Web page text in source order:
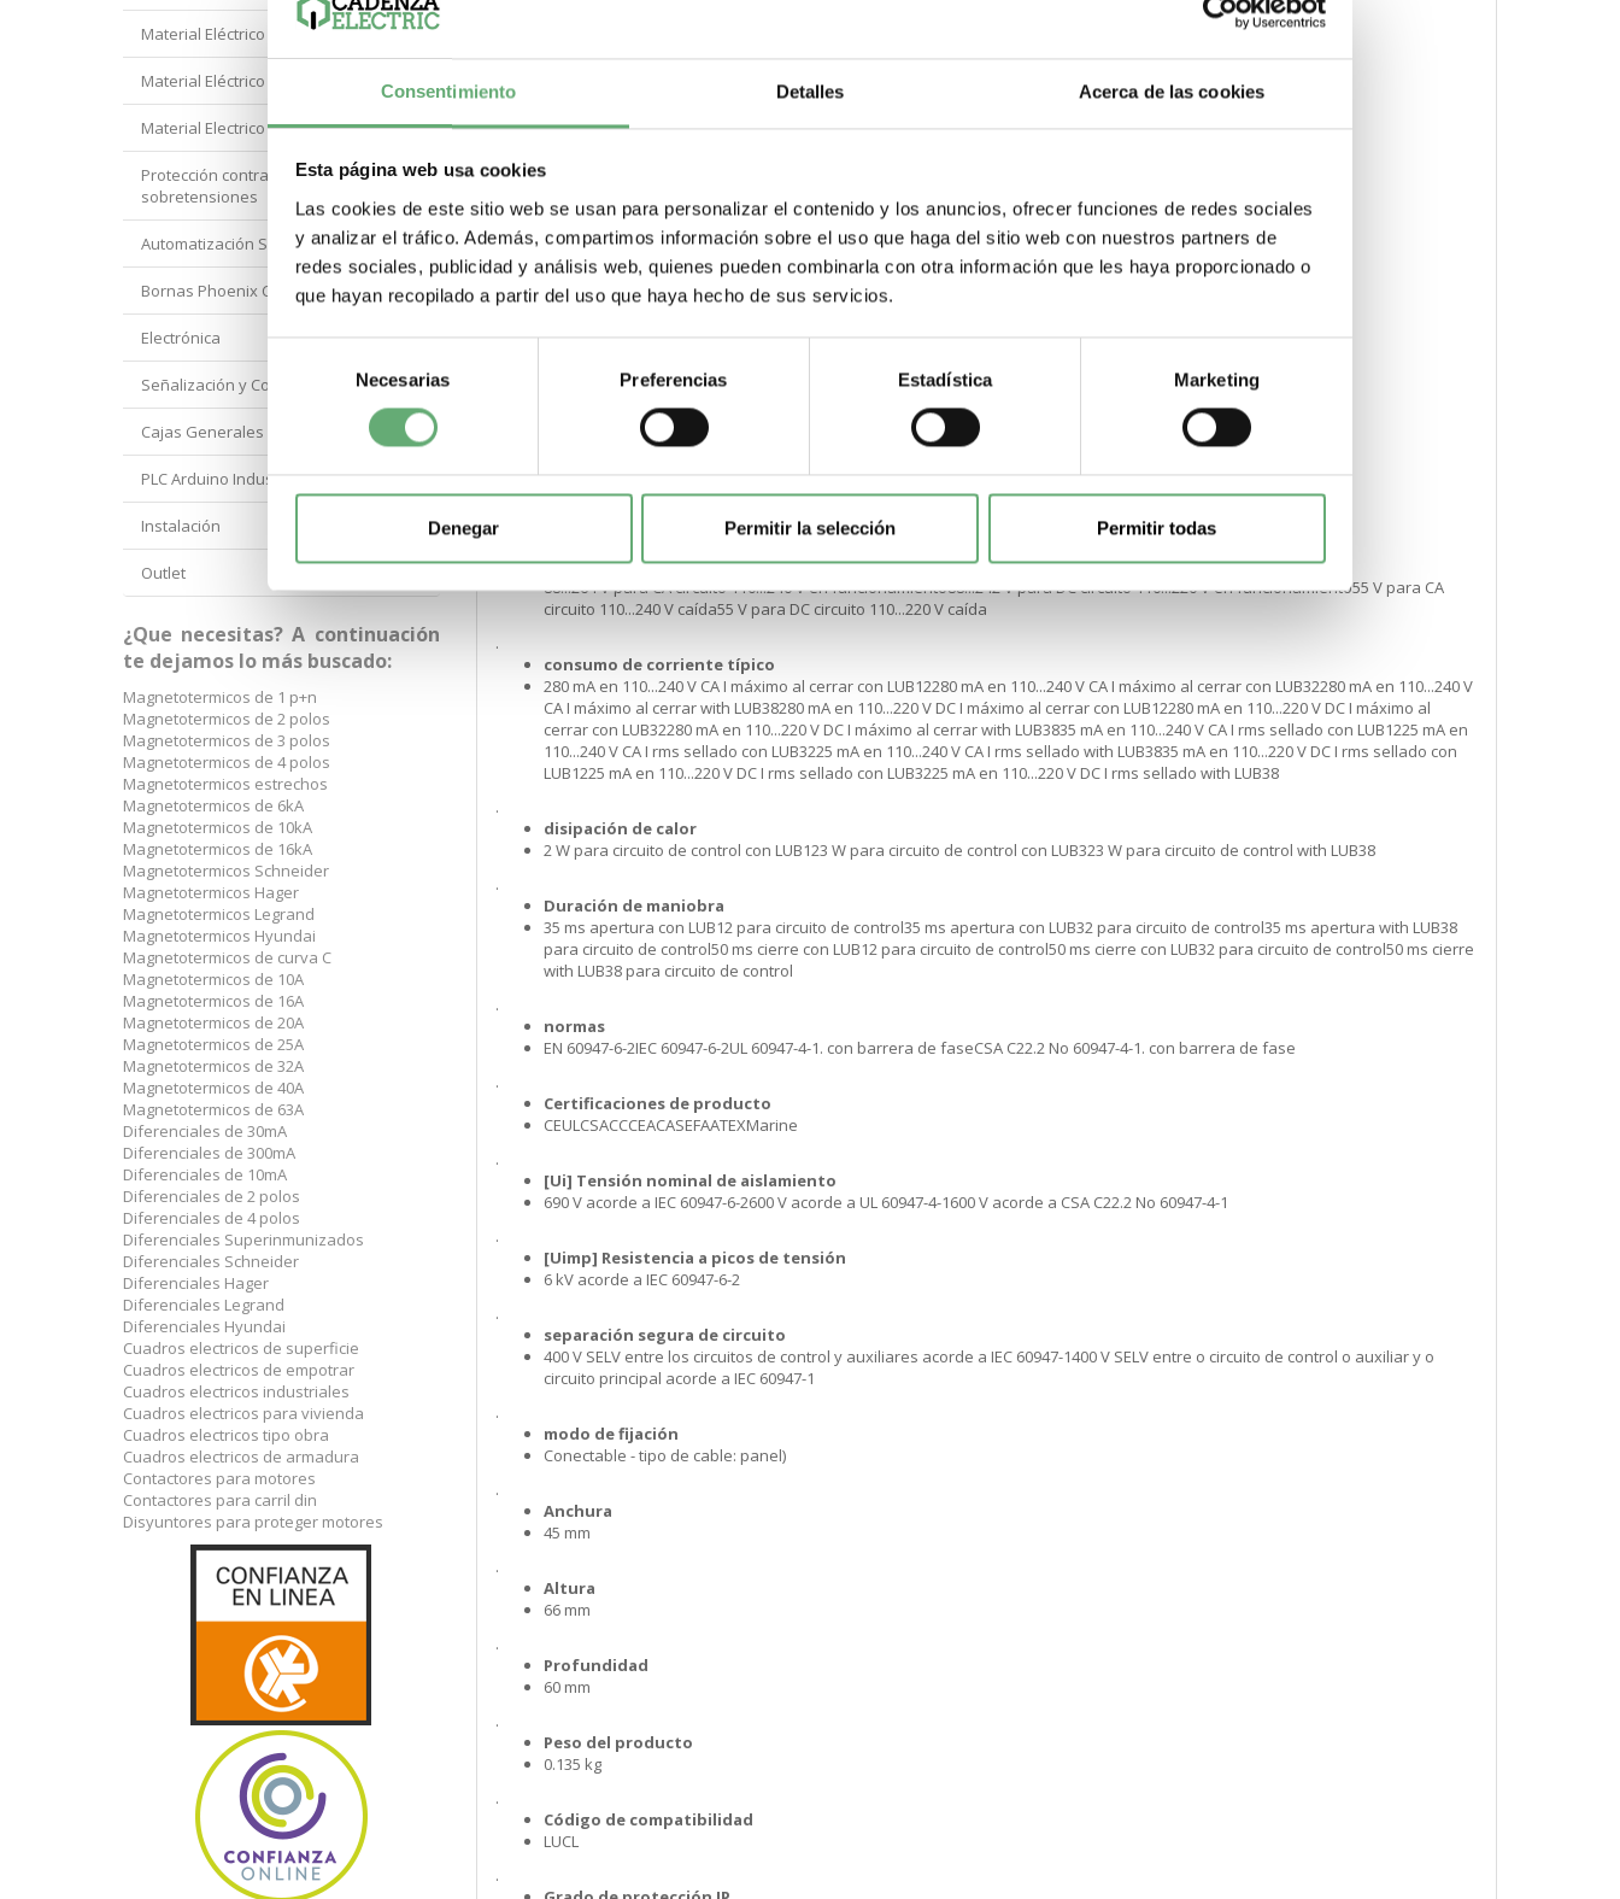
Consentimiento Detalles Acerca de las cookies
Esta página web usa cookies
Las cookies de este sitio web se usan para personalizar el contenido y los anuncios, ofrecer funciones de redes sociales
y analizar el tráfico. Además, compartimos información sobre el uso que haga del sitio web con nuestros partners de
redes sociales, publicidad y análisis web, quienes pueden combinarla con otra información que les haya proporcionado o
que hayan recopilado a partir del uso que haya hecho de sus servicios.
de
consentimiento
Necesarias Preferencias Estadística Marketing
Denegar Permitir la selección Permitir todas
Motor trifásico - refrigeración: autorrefrigerado
Categoría de empleo
AC-44AC-41AC-43
.
potencia del motor en kW
5.5 kW en 400...440 V CA 50/60 Hz5.5 kW en 500 V CA 50/60 Hz9 kW en 690 V CA 50/60 Hz
.
rated motor current adjustment range
umbral de disparo
14.2 x Ir +/- 20 %
[Uc] control circuit voltage
límites de tensión del circuito de control
88...264 V para CA circuito 110...240 V en funcionamiento88...242 V para DC circuito 110...220 V en funcionamiento55 V para CA
circuito 110...240 V caída55 V para DC circuito 110...220 V caída
.
consumo de corriente típico
280 mA en 110...240 V CA I máximo al cerrar con LUB12280 mA en 110...240 V CA I máximo al cerrar con LUB32280 mA en 110...240 V
CA I máximo al cerrar with LUB38280 mA en 110...220 V DC I máximo al cerrar con LUB12280 mA en 110...220 V DC I máximo al
cerrar con LUB32280 mA en 110...220 V DC I máximo al cerrar with LUB3835 mA en 110...240 V CA I rms sellado con LUB1225 mA en
110...240 V CA I rms sellado con LUB3225 mA en 110...240 V CA I rms sellado with LUB3835 mA en 110...220 V DC I rms sellado con
LUB1225 mA en 110...220 V DC I rms sellado con LUB3225 mA en 110...220 V DC I rms sellado with LUB38
.
disipación de calor
2 W para circuito de control con LUB123 W para circuito de control con LUB323 W para circuito de control with LUB38
.
Duración de maniobra
35 ms apertura con LUB12 para circuito de control35 ms apertura con LUB32 para circuito de control35 ms apertura with LUB38
para circuito de control50 ms cierre con LUB12 para circuito de control50 ms cierre con LUB32 para circuito de control50 ms cierre
with LUB38 para circuito de control
.
normas
EN 60947-6-2IEC 60947-6-2UL 60947-4-1. con barrera de faseCSA C22.2 No 60947-4-1. con barrera de fase
.
Certificaciones de producto
CEULCSACCCEACASEFAATEXMarine
.
[Ui] Tensión nominal de aislamiento
690 V acorde a IEC 60947-6-2600 V acorde a UL 60947-4-1600 V acorde a CSA C22.2 No 60947-4-1
.
[Uimp] Resistencia a picos de tensión
6 kV acorde a IEC 60947-6-2
.
separación segura de circuito
400 V SELV entre los circuitos de control y auxiliares acorde a IEC 60947-1400 V SELV entre o circuito de control o auxiliar y o
circuito principal acorde a IEC 60947-1
.
modo de fijación
Conectable - tipo de cable: panel)
.
Anchura
45 mm
.
Altura
66 mm
.
Profundidad
60 mm
.
Peso del producto
0.135 kg
.
Código de compatibilidad
LUCL
.
Material Eléctrico Hager
Material Eléctrico Hyundai
Material Electrico Legrand
Protección contra
sobretensiones
Automatización Siemens
Bornas Phoenix Contact
Electrónica
Señalización y Control Orbis
Cajas Generales Proteccion
PLC Arduino Industrial
Instalación
Outlet
¿Que necesitas? A continuación
te dejamos lo más buscado:
Magnetotermicos de 1 p+n
Magnetotermicos de 2 polos
Magnetotermicos de 3 polos
Magnetotermicos de 4 polos
Magnetotermicos estrechos
Magnetotermicos de 6kA
Magnetotermicos de 10kA
Magnetotermicos de 16kA
Magnetotermicos Schneider
Magnetotermicos Hager
Magnetotermicos Legrand
Magnetotermicos Hyundai
Magnetotermicos de curva C
Magnetotermicos de 10A
Magnetotermicos de 16A
Magnetotermicos de 20A
Magnetotermicos de 25A
Magnetotermicos de 32A
Magnetotermicos de 40A
Magnetotermicos de 63A
Diferenciales de 30mA
Diferenciales de 300mA
Diferenciales de 10mA
Diferenciales de 2 polos
Diferenciales de 4 polos
Diferenciales Superinmunizados
Diferenciales Schneider
Diferenciales Hager
Diferenciales Legrand
Diferenciales Hyundai
Cuadros electricos de superficie
Cuadros electricos de empotrar
Cuadros electricos industriales
Cuadros electricos para vivienda
Cuadros electricos tipo obra
Cuadros electricos de armadura
Contactores para motores
Contactores para carril din
Disyuntores para proteger motores